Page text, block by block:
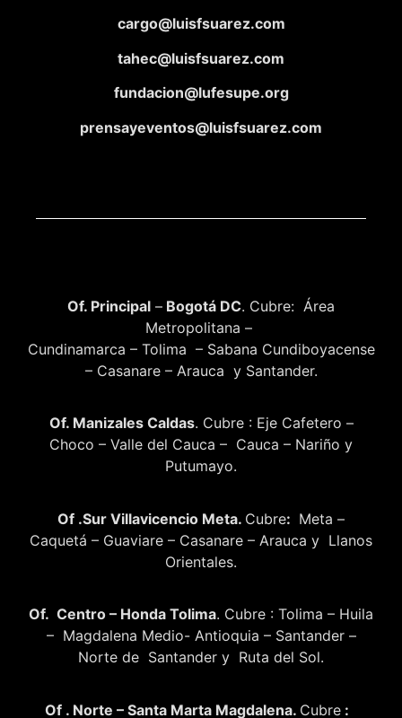
cargo@luisfsuarez.com
tahec@luisfsuarez.com
fundacion@lufesupe.org
prensayeventos@luisfsuarez.com
Of. Principal – Bogotá DC. Cubre: Área
Metropolitana –
Cundinamarca – Tolima – Sabana Cundiboyacense
– Casanare – Arauca y Santander.
Of. Manizales Caldas. Cubre : Eje Cafetero –
Choco – Valle del Cauca – Cauca – Nariño y
Putumayo.
Of .Sur Villavicencio Meta. Cubre: Meta –
Caquetá – Guaviare – Casanare – Arauca y Llanos
Orientales.
Of. Centro – Honda Tolima. Cubre : Tolima – Huila
– Magdalena Medio- Antioquia – Santander –
Norte de Santander y Ruta del Sol.
Of . Norte – Santa Marta Magdalena. Cubre :